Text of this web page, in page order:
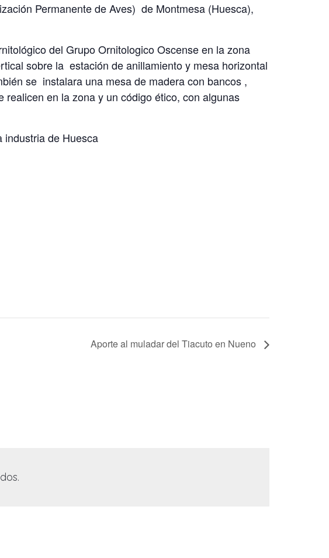
Permanente de Aves) de Montmesa (Huesca),
del Grupo Ornitologico Oscense en la zona
sobre la estación de anillamiento y mesa horizontal
se instalara una mesa de madera con bancos ,
en la zona y un código ético, con algunas
industria de Huesca
Aporte al muladar del Tiacuto en Nueno